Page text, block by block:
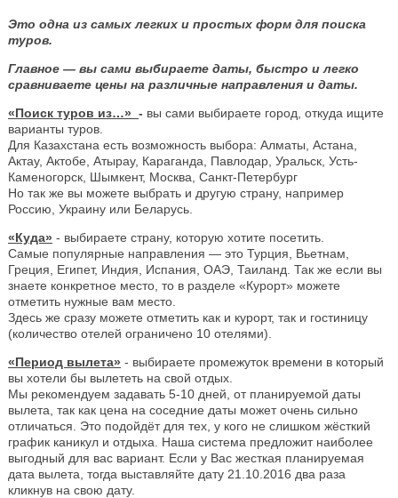
Это одна из самых легких и простых форм для поиска
туров.
Главное — вы сами выбираете даты, быстро и легко
сравниваете цены на различные направления и даты.
«Поиск туров из…» - вы сами выбираете город, откуда ищите
варианты туров.
Для Казахстана есть возможность выбора: Алматы, Астана,
Актау, Актобе, Атырау, Караганда, Павлодар, Уральск, Усть-
Каменогорск, Шымкент, Москва, Санкт-Петербург
Но так же вы можете выбрать и другую страну, например
Россию, Украину или Беларусь.
«Куда» - выбираете страну, которую хотите посетить.
Самые популярные направления — это Турция, Вьетнам,
Греция, Египет, Индия, Испания, ОАЭ, Таиланд. Так же если вы
знаете конкретное место, то в разделе «Курорт» можете
отметить нужные вам место.
Здесь же сразу можете отметить как и курорт, так и гостиницу
(количество отелей ограничено 10 отелями).
«Период вылета» - выбираете промежуток времени в который
вы хотели бы вылететь на свой отдых.
Мы рекомендуем задавать 5-10 дней, от планируемой даты
вылета, так как цена на соседние даты может очень сильно
отличаться. Это подойдёт для тех, у кого не слишком жёсткий
график каникул и отдыха. Наша система предложит наиболее
выгодный для вас вариант. Если у Вас жесткая планируемая
дата вылета, тогда выставляйте дату 21.10.2016 два раза
кликнув на свою дату.